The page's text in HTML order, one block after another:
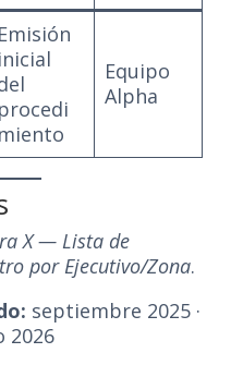
Emisión
inicial
procedi
miento
Equipo
Alpha
X — Lista de
por Ejecutivo/Zona.
septiembre 2025 ·
2026